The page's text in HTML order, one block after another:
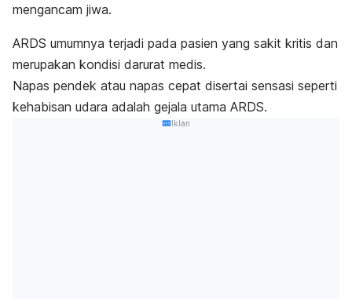
mengancam jiwa.
ARDS umumnya terjadi pada pasien yang sakit kritis dan
merupakan kondisi darurat medis.
Napas pendek atau napas cepat disertai sensasi seperti
kehabisan udara adalah gejala utama ARDS.
Iklan